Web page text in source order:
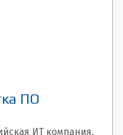
ПО
ИТ компания,